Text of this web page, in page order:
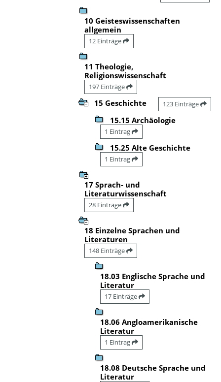
10 Geisteswissenschaften
allgemein
12 Einträge
11 Theologie,
Religionswissenschaft
197 Einträge
15 Geschichte 123 Einträge
15.15 Archäologie
1 Eintrag
15.25 Alte Geschichte
1 Eintrag
17 Sprach- und
Literaturwissenschaft
28 Einträge
18 Einzelne Sprachen und
Literaturen
148 Einträge
18.03 Englische Sprache und
Literatur
17 Einträge
18.06 Angloamerikanische
Literatur
1 Eintrag
18.08 Deutsche Sprache und
Literatur